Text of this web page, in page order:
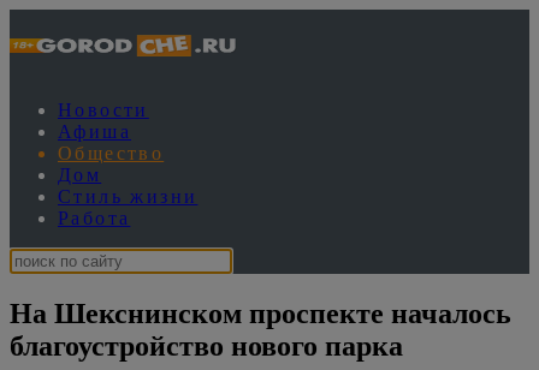
Новости
Афиша
Общество
Дом
Стиль жизни
Работа
На Шекснинском проспекте началось
благоустройство нового парка